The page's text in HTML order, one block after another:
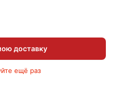
доставку
ещё раз